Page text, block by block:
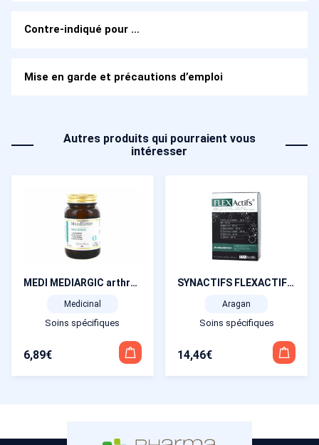
Contre-indiqué pour …
Mise en garde et précautions d’emploi
Autres produits qui pourraient vous
intéresser
MEDI MEDIARGIC arthroses 30 gélules
Medicinal
Soins spécifiques
6,89€
SYNACTIFS FLEXACTIFS 60 gélules
Aragan
Soins spécifiques
14,46€